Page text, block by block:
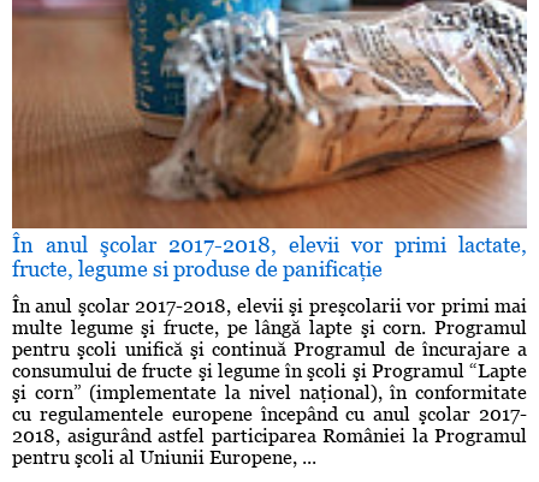
În anul şcolar 2017-2018, elevii vor primi lactate,
fructe, legume si produse de panificaţie
În anul şcolar 2017-2018, elevii şi preşcolarii vor primi mai
multe legume şi fructe, pe lângă lapte şi corn. Programul
pentru şcoli unifică şi continuă Programul de încurajare a
consumului de fructe şi legume în şcoli şi Programul “Lapte
şi corn” (implementate la nivel naţional), în conformitate
cu regulamentele europene începând cu anul şcolar 2017-
2018, asigurând astfel participarea României la Programul
pentru şcoli al Uniunii Europene, ...